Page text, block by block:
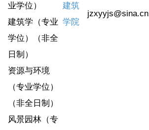
业学位）
建筑学（专业
学位）（非全
日制）
资源与环境
（专业学位）
（非全日制）
风景园林（专
建筑
学院
jzxyyjs@sina.cn